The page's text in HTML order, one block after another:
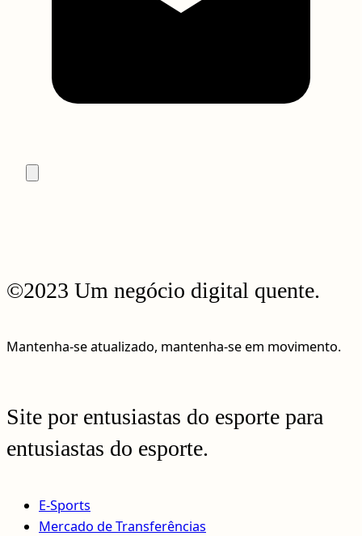
©2023 Um negócio digital quente.
Mantenha-se atualizado, mantenha-se em movimento.
Site por entusiastas do esporte para
entusiastas do esporte.
E-Sports
Mercado de Transferências